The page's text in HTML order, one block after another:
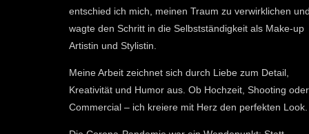
entschied ich mich, meinen Traum zu verwirklichen und
wagte den Schritt in die Selbstständigkeit als Make-up
Artistin und Stylistin.
Meine Arbeit zeichnet sich durch Liebe zum Detail,
Kreativität und Humor aus. Ob Hochzeit, Shooting oder
Commercial – ich kreiere mit Herz den perfekten Look.